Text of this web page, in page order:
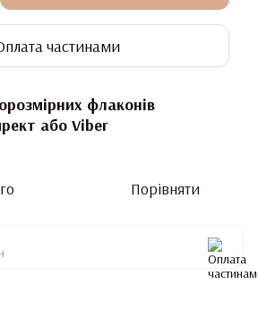
частинами
флаконів
або Viber
Порівняти